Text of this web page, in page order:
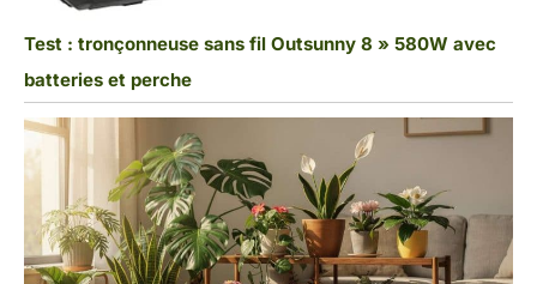
Test : tronçonneuse sans fil Outsunny 8 » 580W avec
batteries et perche